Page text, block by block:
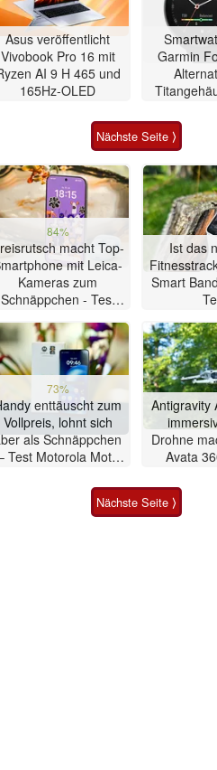
Asus veröffentlicht
Vivobook Pro 16 mit
AI 9 H 465 und
165Hz-OLED
Garmin
Nächste Seite ⟩
84%
macht Top-
mit Leica-
Kameras zum
Schnäppchen - Test
Ist das
Smart
73%
enttäuscht zum
Vollpreis, lohnt sich
als Schnäppchen
Test Motorola Moto
Antigravity
Drohne
Avata
Nächste Seite ⟩